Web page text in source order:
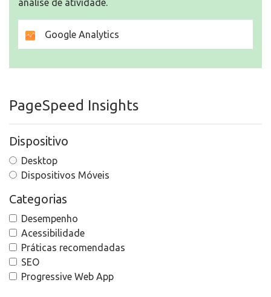
análise de atividade.
Google Analytics
PageSpeed Insights
Dispositivo
Desktop
Dispositivos Móveis
Categorias
Desempenho
Acessibilidade
Práticas recomendadas
SEO
Progressive Web App